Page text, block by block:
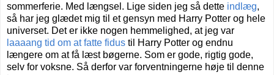
sommerferie. Med længsel. Lige siden jeg så dette indlæg,
så har jeg glædet mig til et gensyn med Harry Potter og hele
universet. Det er ikke nogen hemmelighed, at jeg var
laaaang tid om at fatte fidus til Harry Potter og endnu
længere om at få læst bøgerne. Som er gode, rigtig gode,
selv for voksne. Så derfor var forventningerne høje til denne